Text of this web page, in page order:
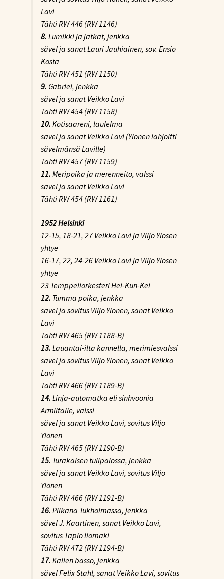
Lavi
Tähti RW 446 (RW 1146)
8. Lumikki ja jätkät, jenkka
sävel ja sanat Lauri Jauhiainen, sov. Ensio
Kosta
Tähti RW 451 (RW 1150)
9. Gabriel, jenkka
sävel ja sanat Veikko Lavi
Tähti RW 454 (RW 1158)
10. Kotisaareni, laulelma
sävel ja sanat Veikko Lavi (Ylönen lahjoitti
sävelmänsä Laville)
Tähti RW 457 (RW 1159)
11. Meripoika ja merenneito, valssi
sävel ja sanat Veikko Lavi
Tähti RW 454 (RW 1161)
1952 Helsinki
12-15, 18-21, 27 Veikko Lavi ja Viljo Ylösen
yhtye
16-17, 22, 24-26 Veikko Lavi ja Viljo Ylösen
yhtye
23 Temppeliorkesteri Hei-Kun-Kei
12. Tumma poika, jenkka
sävel ja sovitus Viljo Ylönen, sanat Veikko
Lavi
Tähti RW 465 (RW 1188-B)
13. Lauantai-ilta kannella, merimiesvalssi
sävel ja sovitus Viljo Ylönen, sanat Veikko
Lavi
Tähti RW 466 (RW 1189-B)
14. Linja-automatka eli sinhvoonia
Armiitalle, valssi
sävel ja sanat Veikko Lavi, sovitus Viljo
Ylönen
Tähti RW 465 (RW 1190-B)
15. Turakaisen tulipalossa, jenkka
sävel ja sanat Veikko Lavi, sovitus Viljo
Ylönen
Tähti RW 466 (RW 1191-B)
16. Piikana Tukholmassa, jenkka
sävel J. Kaartinen, sanat Veikko Lavi,
sovitus Tapio Ilomäki
Tähti RW 472 (RW 1194-B)
17. Kallen basso, jenkka
sävel Felix Stahl, sanat Veikko Lavi, sovitus